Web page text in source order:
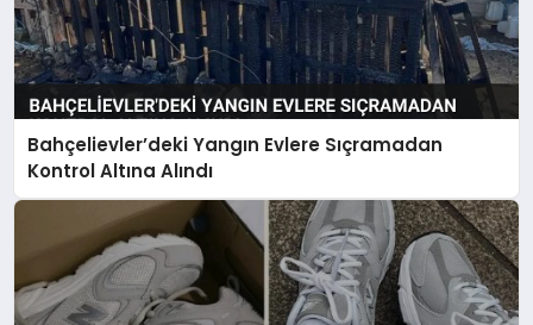
Bahçelievler’deki Yangın Evlere Sıçramadan
Kontrol Altına Alındı